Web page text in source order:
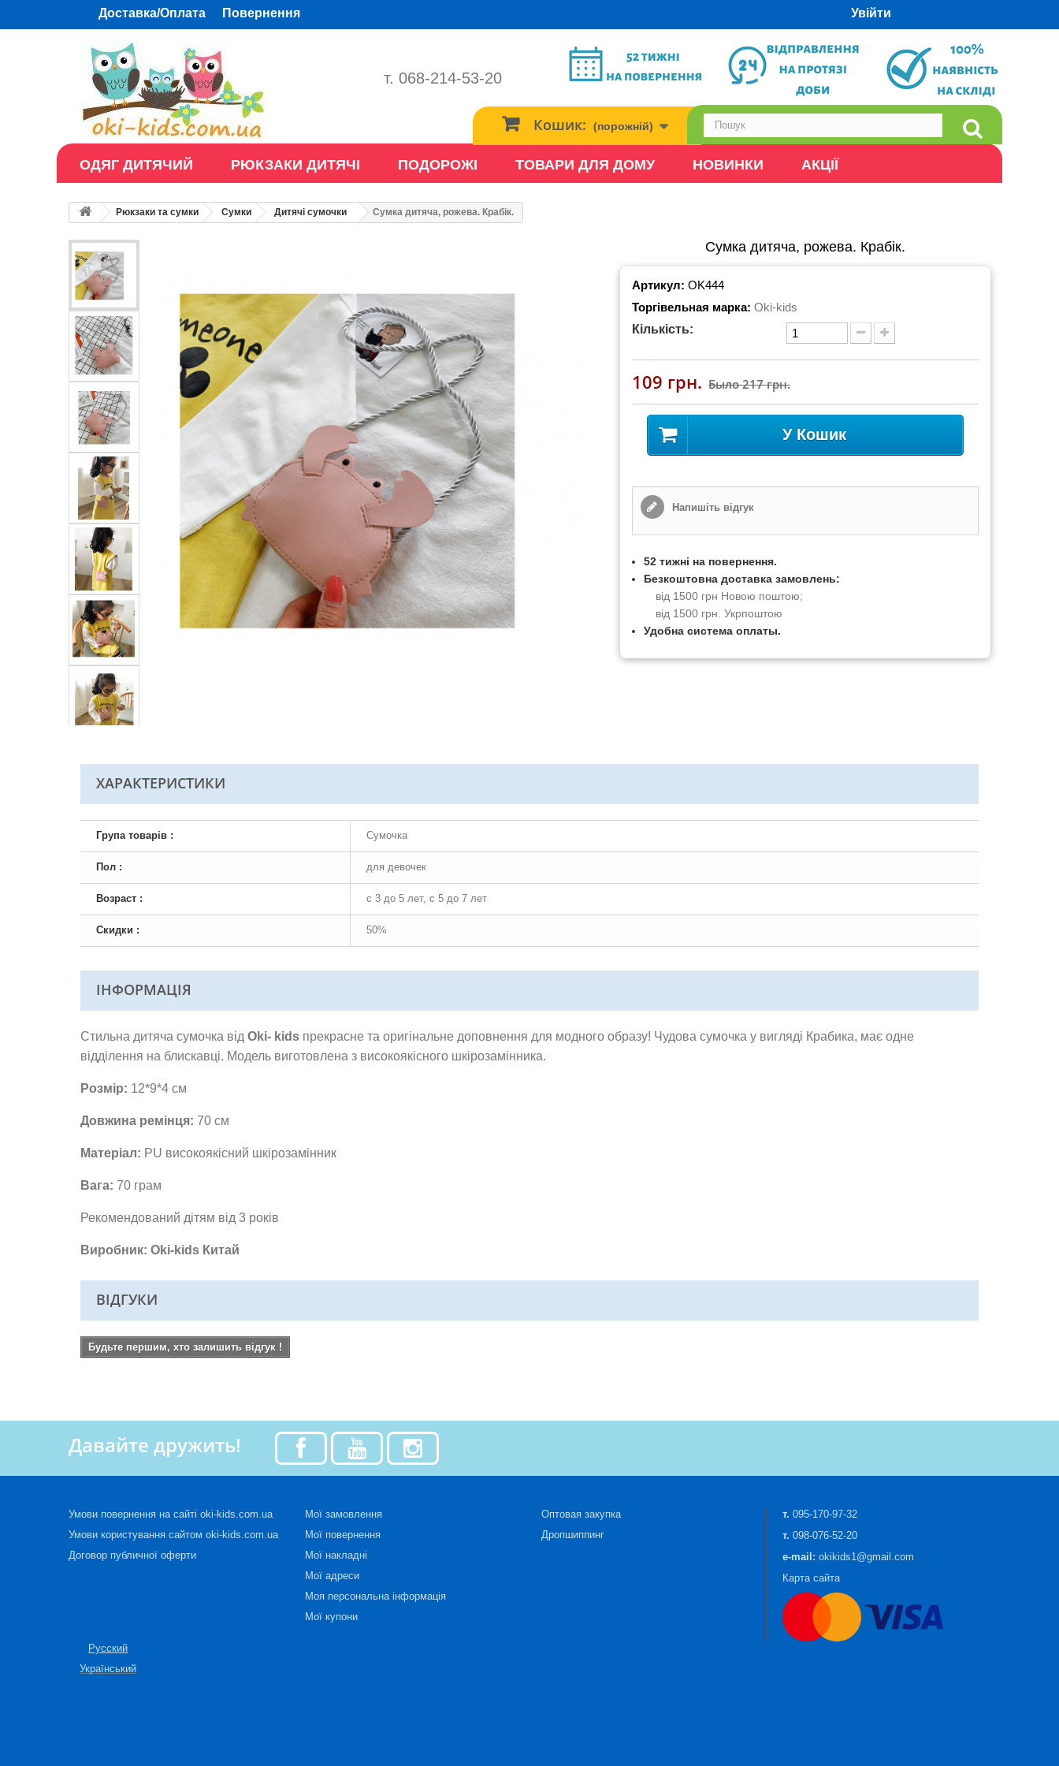
Доставка/Оплата Повернення Увійти
т. 068-214-53-20
Кошик: (порожній)
ОДЯГ ДИТЯЧИЙ РЮКЗАКИ ДИТЯЧІ ПОДОРОЖІ ТОВАРИ ДЛЯ ДОМУ НОВИНКИ АКЦІЇ
Рюкзаки та сумки Сумки Дитячі сумочки Сумка дитяча, рожева. Крабік.
Сумка дитяча, рожева. Крабік.
Артикул: OK444
Торгівельная марка: Oki-kids
Кількість:
109 грн. Было217 грн.
У Кошик
Напишіть відгук
52 тижні на повернення.
Безкоштовна доставка замовлень:
від 1500 грн Новою поштою;
від 1500 грн. Укрпоштою
Удобна система оплаты.
ХАРАКТЕРИСТИКИ
Група товарів : Сумочка
Пол : для девочек
Возраст : с 3 до 5 лет, с 5 до 7 лет
Скидки : 50%
ІНФОРМАЦІЯ
Стильна дитяча сумочка від Oki- kids прекрасне та оригінальне доповнення для модного образу! Чудова сумочка у вигляді Крабика, має одне
відділення на блискавці. Модель виготовлена з високоякісного шкірозамінника.
Розмір: 12*9*4 см
Довжина ремінця: 70 см
Матеріал: PU високоякісний шкірозамінник
Вага: 70 грам
Рекомендований дітям від 3 років
Виробник: Oki-kids Китай
ВІДГУКИ
Будьте першим, хто залишить відгук !
Давайте дружить!
Умови повернення на сайті oki-kids.com.ua
Умови користування сайтом oki-kids.com.ua
Договор публичної оферти
Мої замовлення
Мої повернення
Мої накладні
Мої адреси
Моя персональна інформація
Мої купони
Оптовая закупка
Дропшиппинг
т. 095-170-97-32
т. 098-076-52-20
e-mail: okikids1@gmail.com
Карта сайта
Русский
Український